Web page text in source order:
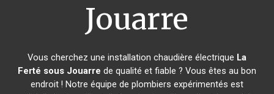
Jouarre
Vous cherchez une installation chaudière électrique La
Ferté sous Jouarre de qualité et fiable ? Vous êtes au bon
endroit ! Notre équipe de plombiers expérimentés est